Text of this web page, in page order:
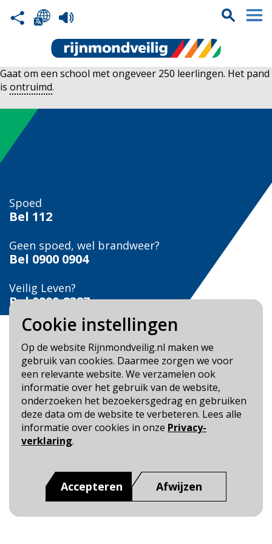
Cookie instellingen
Op de website Rijnmondveilig.nl maken we
gebruik van cookies. Daarmee zorgen we voor
een relevante website. We verzamelen ook
informatie over het gebruik van de website,
onderzoeken het bezoekersgedrag en gebruiken
deze data om de website te verbeteren. Lees alle
informatie over cookies in onze Privacy-
verklaring.
Accepteren Afwijzen
Gaat om een school met ongeveer 250 leerlingen. Het pand
is ontruimd.
Spoed
Bel 112
Geen spoed, wel brandweer?
Bel 0900 0904
Veilig Leven?
Bel 0900-8387
Blijf op de hoogte
Cookie- en Privacybeleid
Toegankelijkheid